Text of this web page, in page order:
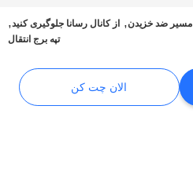
مسیر ضد خزیدن, از کانال رسانا جلوگیری کنید,
تپه برج انتقال
الان چت کن